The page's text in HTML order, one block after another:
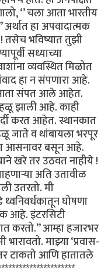
‘’ चला आता भारतीय
हा अपवादात्मक
तसेच भविष्यात तुझी
सध्याच्या
व्यवस्थित मिळोत
हा न संपणारा आहे.
आता संपत आले आहेत.
झाली आहे. काही
करत आहेत. स्थानकात
जाते व थांबायला भरपूर
आसनावर बसून आहे.
खरे तर उठवत नाहीये !
अति उतावीळ
उतरतो. मी
घोषणा
आहे. इंटरसिटी
करतो.’’ आम्हा हजारभर
माझ्या ‘प्रवास-
टाकतो आणि हातातले